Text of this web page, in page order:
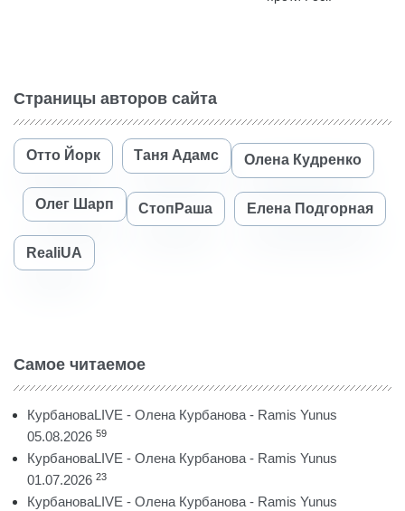
Страницы авторов сайта
Отто Йорк Таня Адамс Олена Кудренко
Олег Шарп СтопРаша Елена Подгорная
RealiUA
Самое читаемое
КурбановаLIVE - Олена Курбанова - Ramis Yunus
05.08.2026 59
КурбановаLIVE - Олена Курбанова - Ramis Yunus
01.07.2026 23
КурбановаLIVE - Олена Курбанова - Ramis Yunus